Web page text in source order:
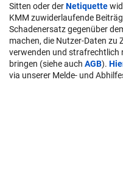
Sitten oder derNetiquette
KMM zuwiderlaufende
Schadenersatz gegenüber
machen, die Nutzer-Daten zu
verwenden und strafrechtlich
bringen (siehe auch AGB).
via unserer Melde- und